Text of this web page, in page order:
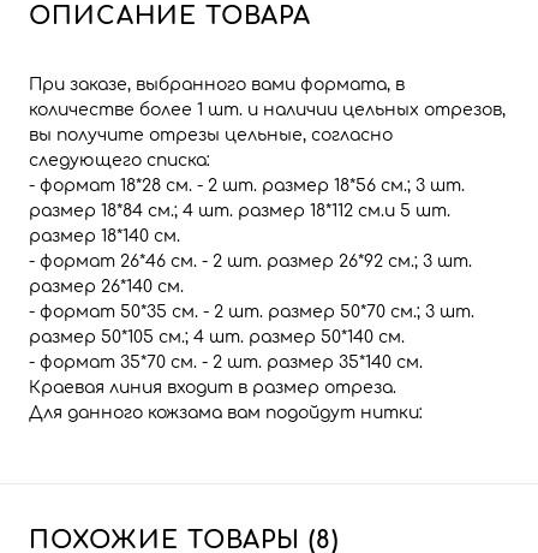
ОПИСАНИЕ ТОВАРА
При заказе, выбранного вами формата, в
количестве более 1 шт. и наличии цельных отрезов,
вы получите отрезы цельные, согласно
следующего списка:
- формат 18*28 см. - 2 шт. размер 18*56 см.; 3 шт.
размер 18*84 см.; 4 шт. размер 18*112 см.и 5 шт.
размер 18*140 см.
- формат 26*46 см. - 2 шт. размер 26*92 см.; 3 шт.
размер 26*140 см.
- формат 50*35 см. - 2 шт. размер 50*70 см.; 3 шт.
размер 50*105 см.; 4 шт. размер 50*140 см.
- формат 35*70 см. - 2 шт. размер 35*140 см.
Краевая линия входит в размер отреза.
Для данного кожзама вам подойдут нитки:
ПОХОЖИЕ ТОВАРЫ (8)